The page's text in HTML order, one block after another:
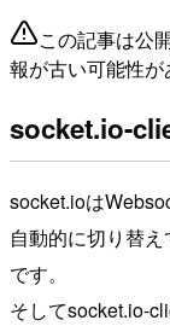
この記事は公
報が古い可能性が
socket.io-
socket.ioは
自動的に切り替
です。
そしてsocket.io-